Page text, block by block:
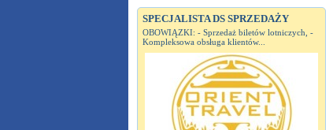
SPECJALISTA DS SPRZEDAŻY
OBOWIĄZKI: - Sprzedaż biletów lotniczych, -
Kompleksowa obsługa klientów...